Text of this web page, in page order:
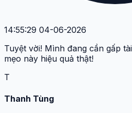
14:55:29 04-06-2026
Tuyệt vời! Mình đang cần gấp
mẹo này hiệu quả thật!
T
Thanh Tùng